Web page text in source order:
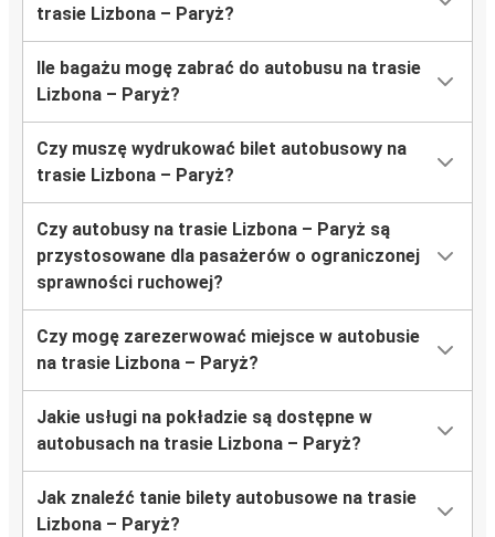
trasie Lizbona – Paryż?
Ile bagażu mogę zabrać do autobusu na trasie
Lizbona – Paryż?
Czy muszę wydrukować bilet autobusowy na
trasie Lizbona – Paryż?
Czy autobusy na trasie Lizbona – Paryż są
przystosowane dla pasażerów o ograniczonej
sprawności ruchowej?
Czy mogę zarezerwować miejsce w autobusie
na trasie Lizbona – Paryż?
Jakie usługi na pokładzie są dostępne w
autobusach na trasie Lizbona – Paryż?
Jak znaleźć tanie bilety autobusowe na trasie
Lizbona – Paryż?